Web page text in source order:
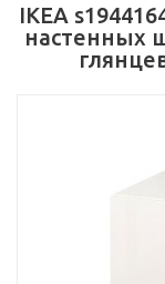
IKEA
настенных